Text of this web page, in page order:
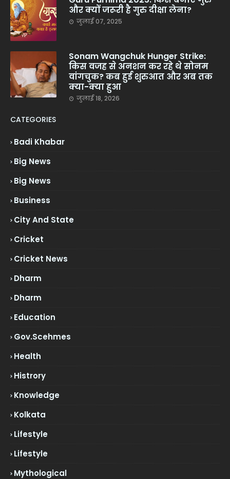
और क्यों जरूरी है गुरु दीक्षा लेना?
जुलाई 07, 2025
Sonam Wangchuk Hunger Strike:
किस वजह से अनशन कर रहे थे सोनम
वांगचुक? कब हुई शुरुआत और अब तक
क्या-क्या हुआ
जुलाई 18, 2026
CATEGORIES
Badi Khabar
Big News
Big News
Business
City And State
Cricket
Cricket News
Dharm
Dharm
Education
Gov.scehmes
Health
Histrory
Knowledge
Kolkata
Lifestyle
Lifestyle
Mythological